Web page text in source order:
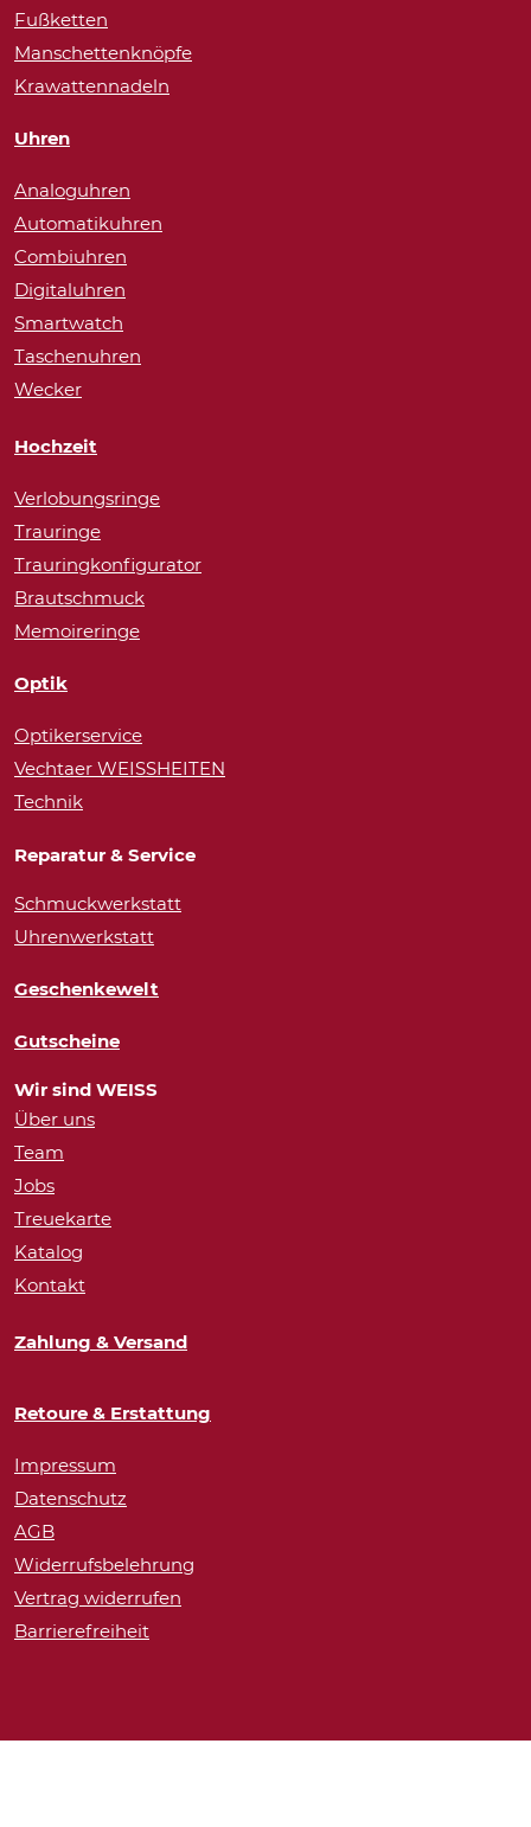
Fußketten
Manschettenknöpfe
Krawattennadeln
Uhren
Analoguhren
Automatikuhren
Combiuhren
Digitaluhren
Smartwatch
Taschenuhren
Wecker
Hochzeit
Verlobungsringe
Trauringe
Trauringkonfigurator
Brautschmuck
Memoireringe
Optik
Optikerservice
Vechtaer WEISSHEITEN
Technik
Reparatur & Service
Schmuckwerkstatt
Uhrenwerkstatt
Geschenkewelt
Gutscheine
Wir sind WEISS
Über uns
Team
Jobs
Treuekarte
Katalog
Kontakt
Zahlung & Versand
Retoure & Erstattung
Impressum
Datenschutz
AGB
Widerrufsbelehrung
Vertrag widerrufen
Barrierefreiheit